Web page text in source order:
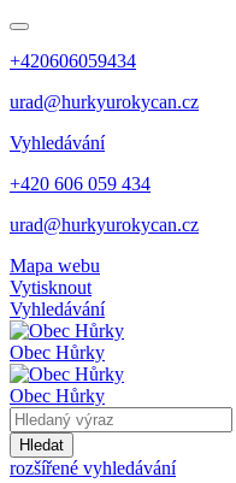
+420606059434
urad@hurkyurokycan.cz
Vyhledávání
+420 606 059 434
urad@hurkyurokycan.cz
Mapa webu
Vytisknout
Vyhledávání
Obec Hůrky
Obec Hůrky
Hledat
rozšířené vyhledávání